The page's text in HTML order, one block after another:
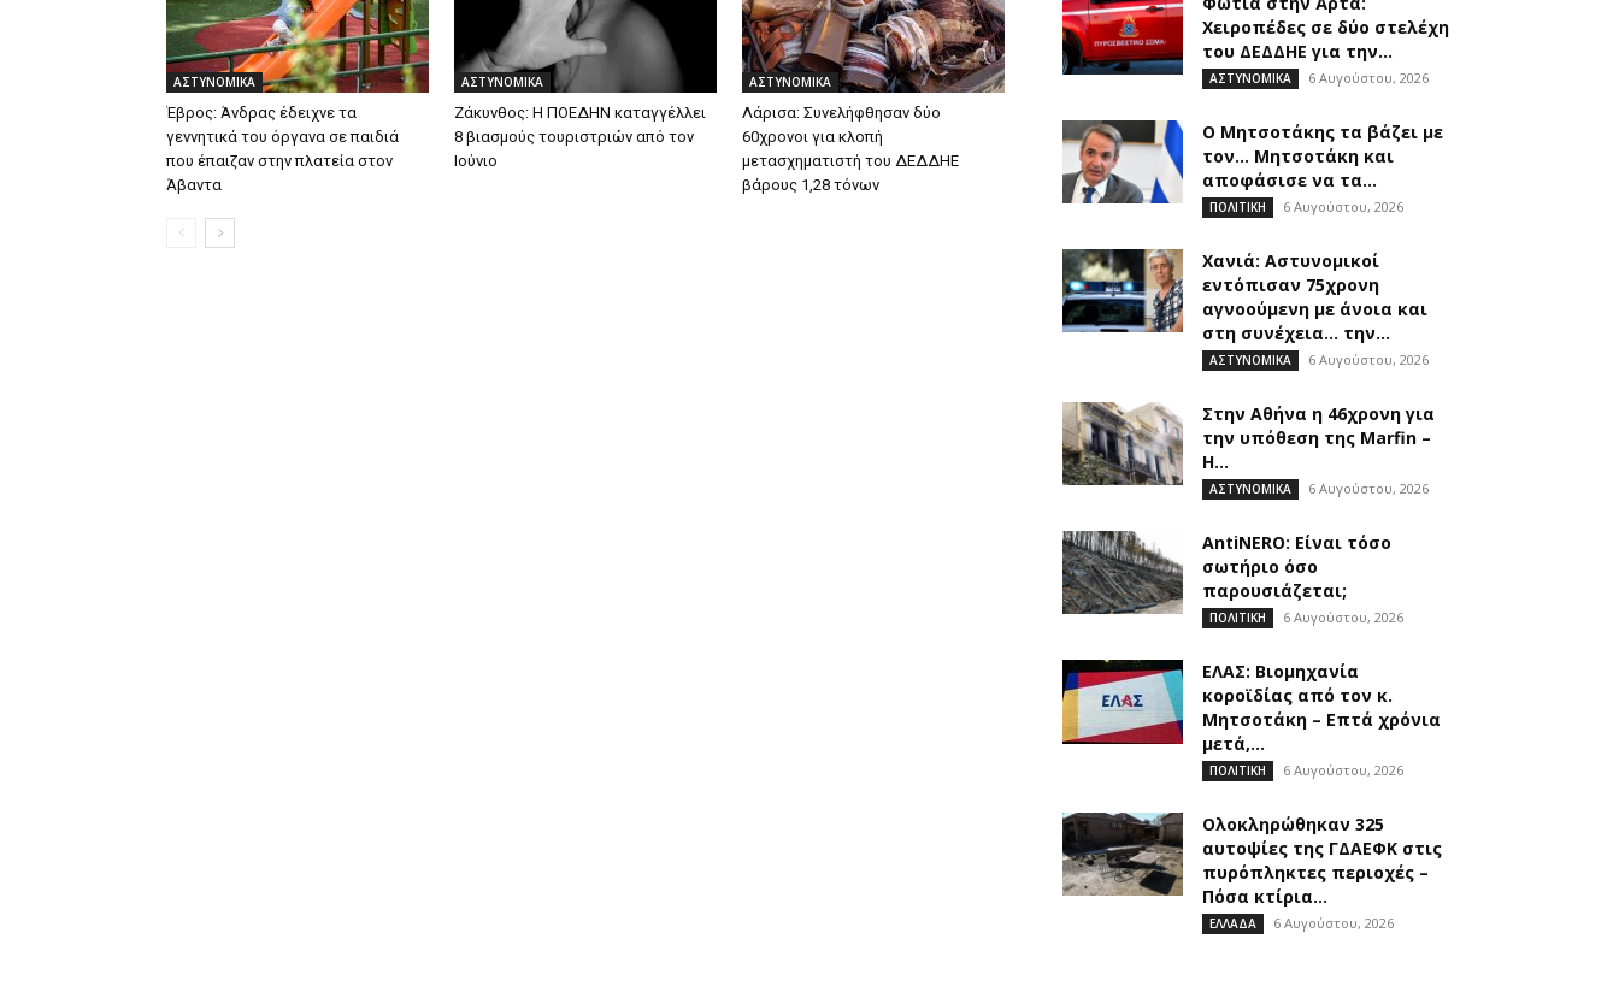
ΑΣΤΥΝΟΜΙΚΑ
Έβρος: Άνδρας έδειχνε τα
γεννητικά του όργανα σε παιδιά
που έπαιζαν στην πλατεία στον
Άβαντα
ΑΣΤΥΝΟΜΙΚΑ
Ζάκυνθος: Η ΠΟΕΔΗΝ καταγγέλλει
8 βιασμούς τουριστριών από τον
Ιούνιο
ΑΣΤΥΝΟΜΙΚΑ
Λάρισα: Συνελήφθησαν δύο
60χρονοι για κλοπή
μετασχηματιστή του ΔΕΔΔΗΕ
βάρους 1,28 τόνων
Χειροπέδες σε δύο στελέχη
του ΔΕΔΔΗΕ για την...
ΑΣΤΥΝΟΜΙΚΑ 6 Αυγούστου, 2026
Ο Μητσοτάκης τα βάζει με
τον… Μητσοτάκη και
αποφάσισε να τα...
ΠΟΛΙΤΙΚΗ 6 Αυγούστου, 2026
Χανιά: Αστυνομικοί
εντόπισαν 75χρονη
αγνοούμενη με άνοια και
στη συνέχεια… την...
ΑΣΤΥΝΟΜΙΚΑ 6 Αυγούστου, 2026
Στην Αθήνα η 46χρονη για
την υπόθεση της Marfin –
Η...
ΑΣΤΥΝΟΜΙΚΑ 6 Αυγούστου, 2026
AntiNERO: Είναι τόσο
σωτήριο όσο
παρουσιάζεται;
ΠΟΛΙΤΙΚΗ 6 Αυγούστου, 2026
ΕΛΑΣ: Βιομηχανία
κοροϊδίας από τον κ.
Μητσοτάκη – Επτά χρόνια
μετά,...
ΠΟΛΙΤΙΚΗ 6 Αυγούστου, 2026
Ολοκληρώθηκαν 325
αυτοψίες της ΓΔΑΕΦΚ στις
πυρόπληκτες περιοχές –
Πόσα κτίρια...
ΕΛΛΑΔΑ 6 Αυγούστου, 2026